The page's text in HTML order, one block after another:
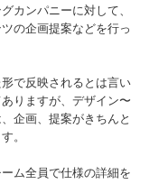
カンパニーに対して、
の企画提案などを行っ
で反映されるとは言い
りますが、デザイン〜
企画、提案がきちんと
。
ム全員で仕様の詳細を